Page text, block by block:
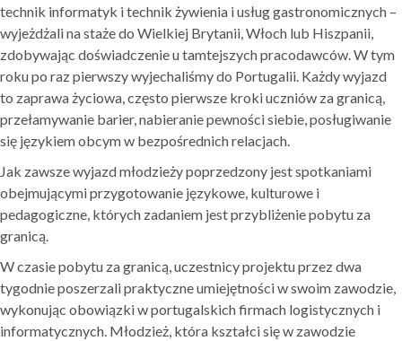
technik informatyk i technik żywienia i usług gastronomicznych –
wyjeżdżali na staże do Wielkiej Brytanii, Włoch lub Hiszpanii,
zdobywając doświadczenie u tamtejszych pracodawców. W tym
roku po raz pierwszy wyjechaliśmy do Portugalii. Każdy wyjazd
to zaprawa życiowa, często pierwsze kroki uczniów za granicą,
przełamywanie barier, nabieranie pewności siebie, posługiwanie
się językiem obcym w bezpośrednich relacjach.
Jak zawsze wyjazd młodzieży poprzedzony jest spotkaniami
obejmującymi przygotowanie językowe, kulturowe i
pedagogiczne, których zadaniem jest przybliżenie pobytu za
granicą.
W czasie pobytu za granicą, uczestnicy projektu przez dwa
tygodnie poszerzali praktyczne umiejętności w swoim zawodzie,
wykonując obowiązki w portugalskich firmach logistycznych i
informatycznych. Młodzież, która kształci się w zawodzie